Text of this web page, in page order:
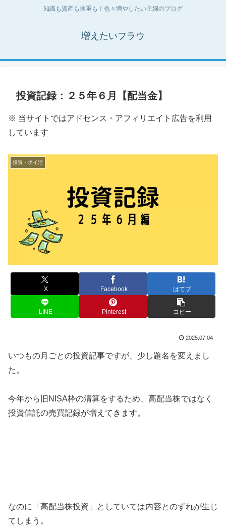
知識も資産も体重も！色々増やしたい主婦のブログ
増えたいフラウ
投資記録：２５年６月【配当金】
※ 当サイトではアドセンス・アフィリエイト広告を利用
しています
投資・ポイ活
X Facebook はてブ
LINE Pinterest コピー
2025.07.04
いつもの月ごとの投資記事ですが、少し題名を変えまし
た。
今年から旧NISA枠の清算をするため、高配当株ではなく
投資信託の売買記録が増えてきます。
なのに「高配当株投資」としていては内容とのずれが生じ
てしまう。